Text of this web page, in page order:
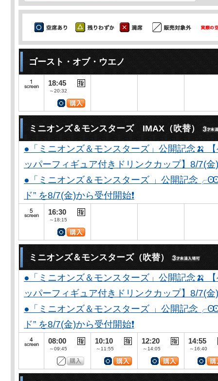
ゴースト・オブ・ウエノ
18:45
～20:32
ミニオンズ＆モンスターズ IMAX（吹替）
●「ミニオンズ＆モンスターズ」公開記念🍌
ッパーフィギュア付きドリンクカップ】8/7(金
●「ミニオンズ＆モンスターズ 」公開記念
ド” を8/7(金)から受付開始❗️
16:30
～18:15
ミニオンズ＆モンスターズ（吹替）
●「ミニオンズ＆モンスターズ」公開記念🍌
ッパーフィギュア付きドリンクカップ】8/7(金
●「ミニオンズ＆モンスターズ 」公開記念
ド” を8/7(金)から受付開始❗️
08:00
～09:45
10:10
～11:55
12:20
～14:05
14:55
～16:40